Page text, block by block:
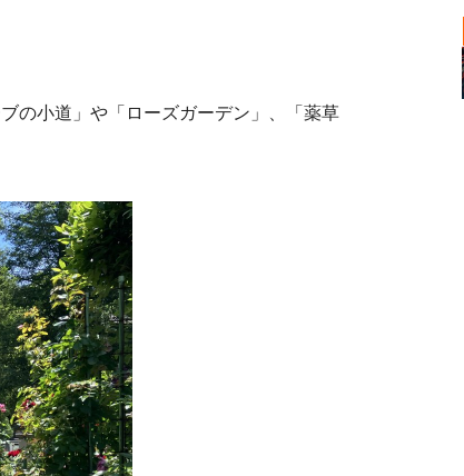
の小道」や「ローズガーデン」、「薬草